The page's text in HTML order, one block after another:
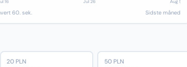
60. sek. Sidste måned
20 PLN 50 PLN